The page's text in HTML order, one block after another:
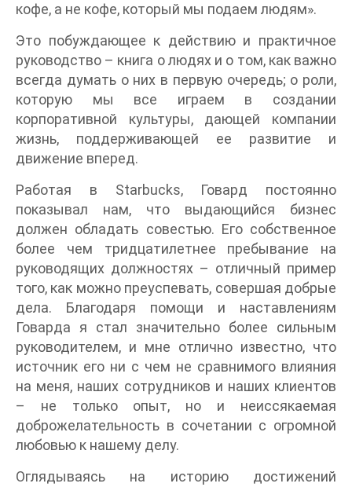
кофе, а не кофе, который мы подаем людям».
Это побуждающее к действию и практичное
руководство – книга о людях и о том, как важно
всегда думать о них в первую очередь; о роли,
которую мы все играем в создании
корпоративной культуры, дающей компании
жизнь, поддерживающей ее развитие и
движение вперед.
Работая в Starbucks, Говард постоянно
показывал нам, что выдающийся бизнес
должен обладать совестью. Его собственное
более чем тридцатилетнее пребывание на
руководящих должностях – отличный пример
того, как можно преуспевать, совершая добрые
дела. Благодаря помощи и наставлениям
Говарда я стал значительно более сильным
руководителем, и мне отлично известно, что
источник его ни с чем не сравнимого влияния
на меня, наших сотрудников и наших клиентов
– не только опыт, но и неиссякаемая
доброжелательность в сочетании с огромной
любовью к нашему делу.
Оглядываясь на историю достижений